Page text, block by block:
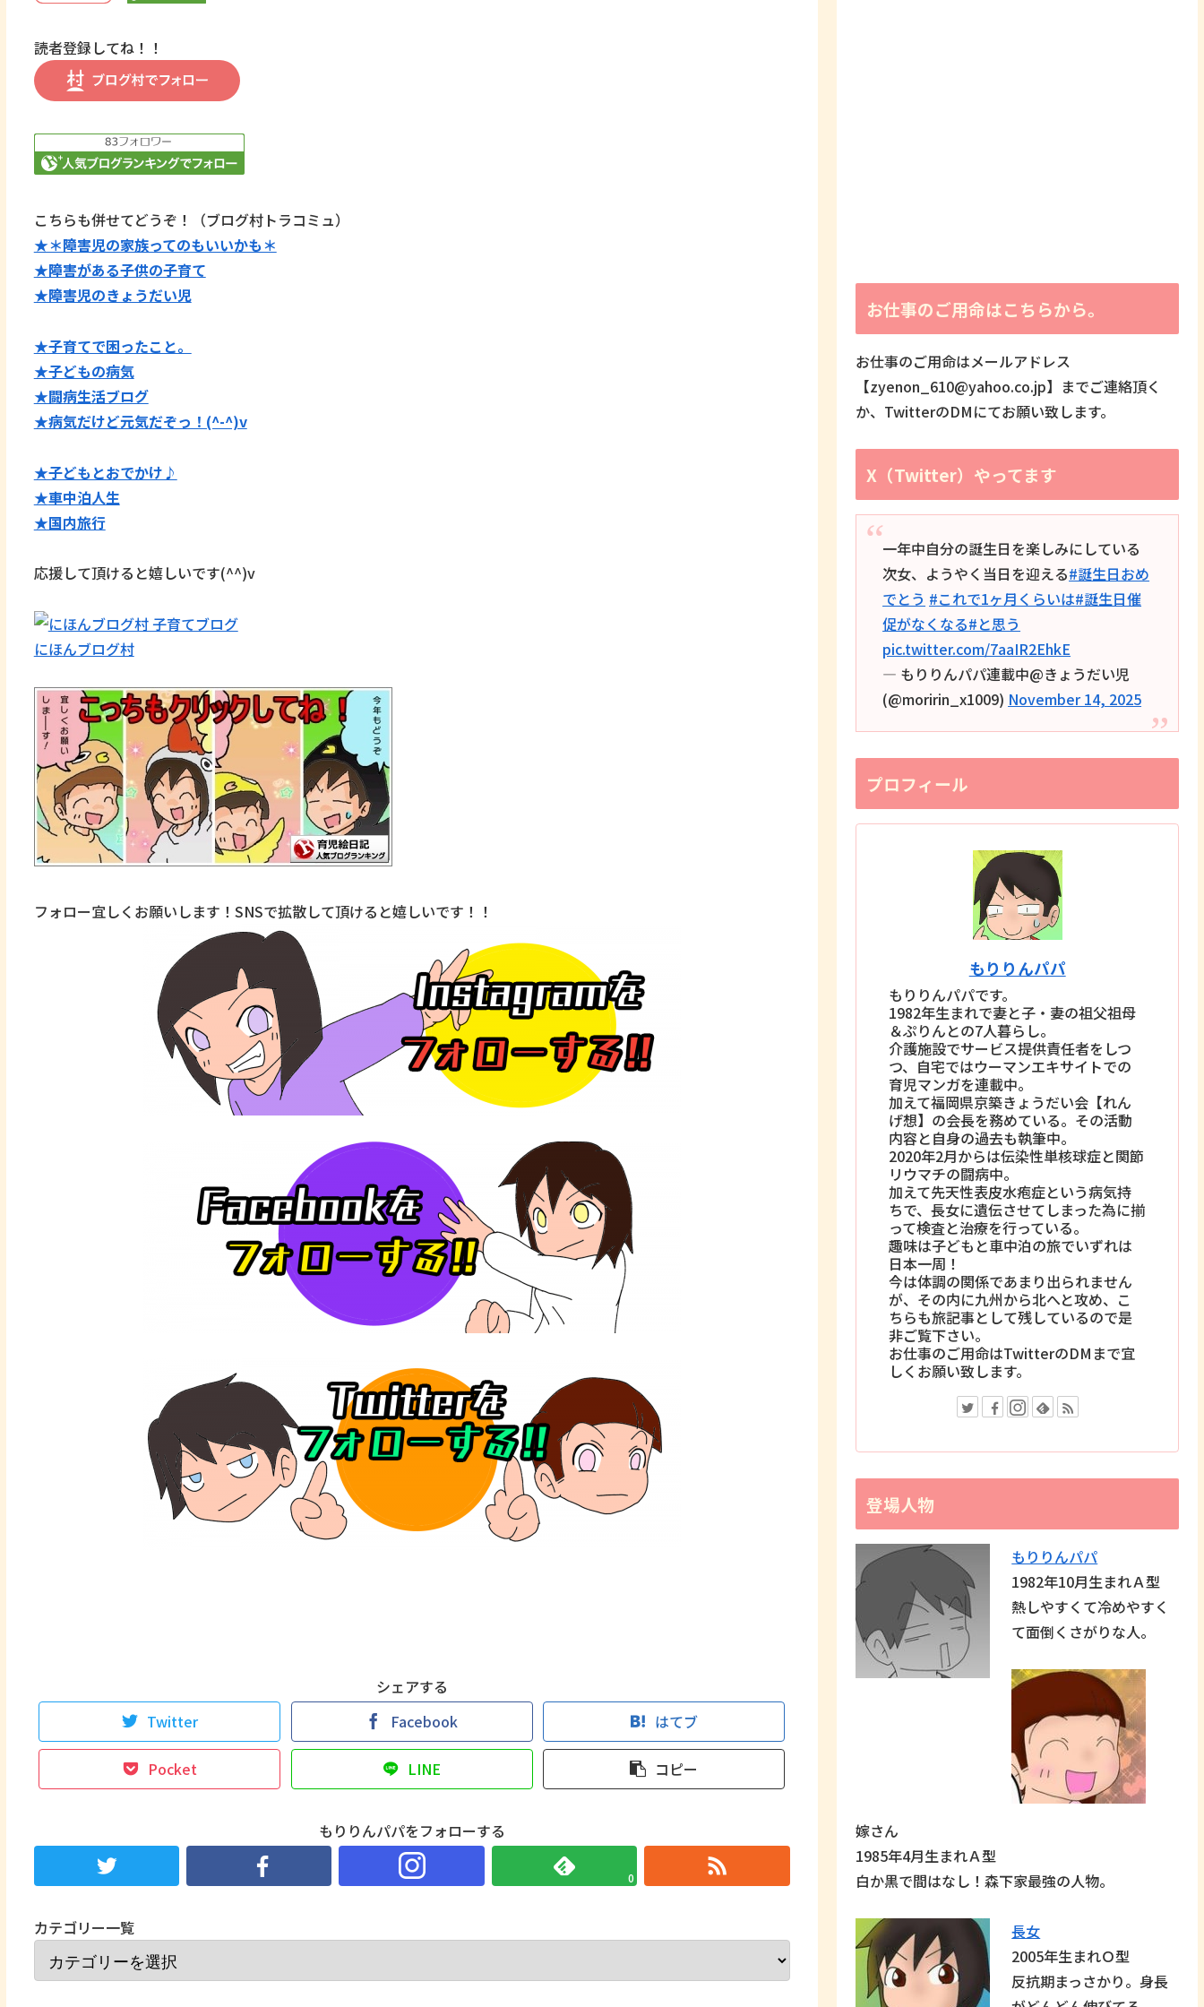
読者登録してね！！
こちらも併せてどうぞ！（ブログ村トラコミュ）
★＊障害児の家族ってのもいいかも＊
★障害がある子供の子育て
★障害児のきょうだい児
★子育てで困ったこと。
★子どもの病気
★闘病生活ブログ
★病気だけど元気だぞっ！(^-^)v
★子どもとおでかけ♪
★車中泊人生
★国内旅行
応援して頂けると嬉しいです(^^)v
にほんブログ村
フォロー宜しくお願いします！SNSで拡散して頂けると嬉しいです！！
シェアする
Twitter
Facebook はてブ
Pocket LINE コピー
もりりんパパをフォローする
0
カテゴリー一覧
お仕事のご用命はこちらから。
お仕事のご用命はメールアドレス
【zyenon_610@yahoo.co.jp】までご連絡頂く
か、TwitterのDMにてお願い致します。
X（Twitter）やってます
一年中自分の誕生日を楽しみにしている
次女、ようやく当日を迎える#誕生日おめ
でとう #これで1ヶ月くらいは#誕生日催
促がなくなる#と思う
pic.twitter.com/7aaIR2EhkE
— もりりんパパ連載中@きょうだい児
(@moririn_x1009) November 14, 2025
プロフィール
もりりんパパ
もりりんパパです。
1982年生まれで妻と子・妻の祖父祖母
＆ぷりんとの7人暮らし。
介護施設でサービス提供責任者をしつ
つ、自宅ではウーマンエキサイトでの
育児マンガを連載中。
加えて福岡県京築きょうだい会【れん
げ想】の会長を務めている。その活動
内容と自身の過去も執筆中。
2020年2月からは伝染性単核球症と関節
リウマチの闘病中。
加えて先天性表皮水疱症という病気持
ちで、長女に遺伝させてしまった為に揃
って検査と治療を行っている。
趣味は子どもと車中泊の旅でいずれは
日本一周！
今は体調の関係であまり出られません
が、その内に九州から北へと攻め、こ
ちらも旅記事として残しているので是
非ご覧下さい。
お仕事のご用命はTwitterのDMまで宜
しくお願い致します。
登場人物
もりりんパパ
1982年10月生まれＡ型
熱しやすくて冷めやすく
て面倒くさがりな人。
嫁さん
1985年4月生まれＡ型
白か黒で間はなし！森下家最強の人物。
長女
2005年生まれＯ型
反抗期まっさかり。身長